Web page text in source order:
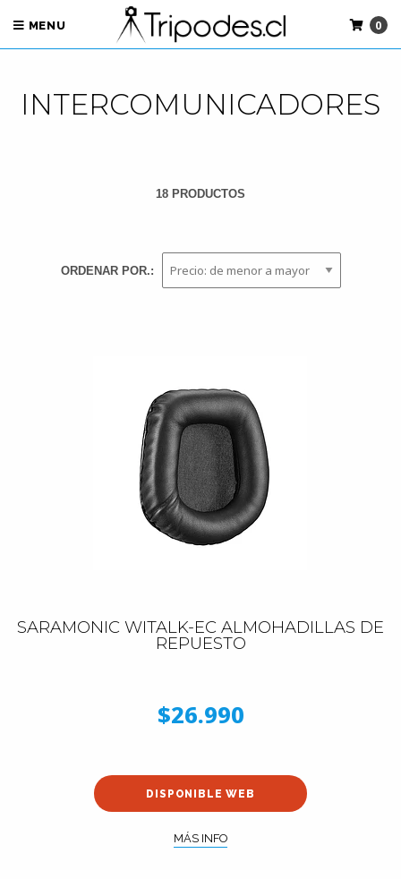
MENU 0
INTERCOMUNICADORES
18 PRODUCTOS
ORDENAR POR.:
SARAMONIC WITALK-EC ALMOHADILLAS DE
REPUESTO
$26.990
DISPONIBLE WEB
MÁS INFO